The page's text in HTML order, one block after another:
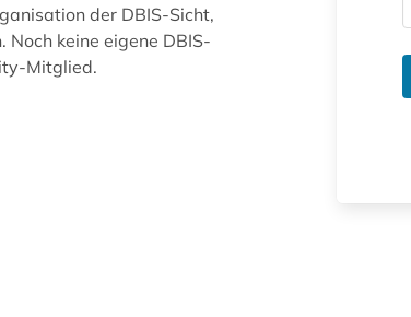
der DBIS-Sicht,
keine eigene DBIS-
Mitglied.